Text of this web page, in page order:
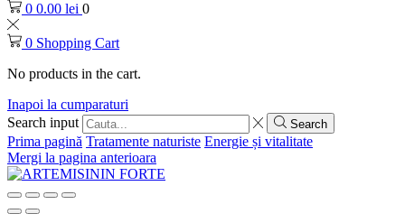
0 0.00 lei 0
0 Shopping Cart
No products in the cart.
Inapoi la cumparaturi
Search input
Search
Prima pagină Tratamente naturiste Energie și vitalitate
Mergi la pagina anterioara